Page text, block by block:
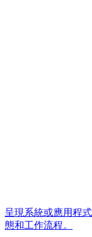
呈現系統或應用程
態和工作流程。